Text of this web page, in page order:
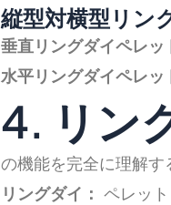
縦型対横型リン
垂直リングダイペレッ
水平リングダイペレッ
4. リン
の機能を完全に理解
リングダイ： ペレッ